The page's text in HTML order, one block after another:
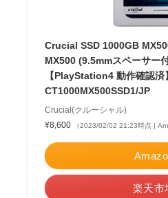
Crucial SSD 1000GB
MX500 (9.5mmスペーサー
【PlayStation4 動作確認
CT1000MX500SSD1/JP
Crucial(クルーシャル)
¥8,600
（2023/02/02 21:23時点 |
楽天市